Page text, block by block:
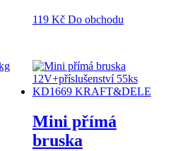
119 Kč Do obchodu
Mini přímá
bruska